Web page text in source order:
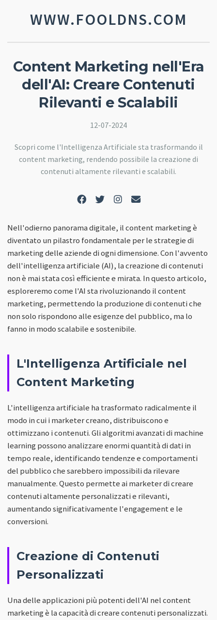
WWW.FOOLDNS.COM
Content Marketing nell'Era
dell'AI: Creare Contenuti
Rilevanti e Scalabili
12-07-2024
Scopri come l'Intelligenza Artificiale sta trasformando il
content marketing, rendendo possibile la creazione di
contenuti altamente rilevanti e scalabili.
Nell'odierno panorama digitale, il content marketing è
diventato un pilastro fondamentale per le strategie di
marketing delle aziende di ogni dimensione. Con l'avvento
dell'intelligenza artificiale (AI), la creazione di contenuti
non è mai stata così efficiente e mirata. In questo articolo,
esploreremo come l'AI sta rivoluzionando il content
marketing, permettendo la produzione di contenuti che
non solo rispondono alle esigenze del pubblico, ma lo
fanno in modo scalabile e sostenibile.
L'Intelligenza Artificiale nel
Content Marketing
L'intelligenza artificiale ha trasformato radicalmente il
modo in cui i marketer creano, distribuiscono e
ottimizzano i contenuti. Gli algoritmi avanzati di machine
learning possono analizzare enormi quantità di dati in
tempo reale, identificando tendenze e comportamenti
del pubblico che sarebbero impossibili da rilevare
manualmente. Questo permette ai marketer di creare
contenuti altamente personalizzati e rilevanti,
aumentando significativamente l'engagement e le
conversioni.
Creazione di Contenuti
Personalizzati
Una delle applicazioni più potenti dell'AI nel content
marketing è la capacità di creare contenuti personalizzati.